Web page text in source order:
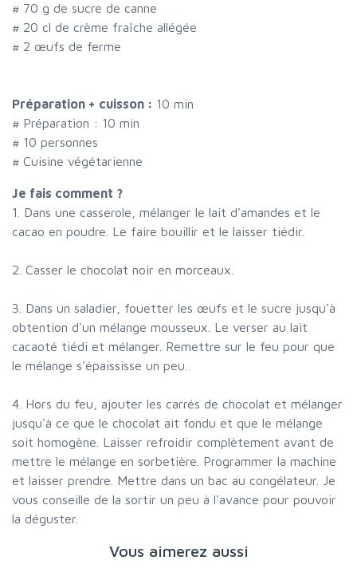
# 70 g de sucre de canne
# 20 cl de crème fraîche allégée
# 2 œufs de ferme
Préparation + cuisson : 10 min
# Préparation : 10 min
# 10 personnes
# Cuisine végétarienne
Je fais comment ?
1. Dans une casserole, mélanger le lait d'amandes et le
cacao en poudre. Le faire bouillir et le laisser tiédir.
2. Casser le chocolat noir en morceaux.
3. Dans un saladier, fouetter les œufs et le sucre jusqu'à
obtention d'un mélange mousseux. Le verser au lait
cacaoté tiédi et mélanger. Remettre sur le feu pour que
le mélange s'épaississe un peu.
4. Hors du feu, ajouter les carrés de chocolat et mélanger
jusqu'à ce que le chocolat ait fondu et que le mélange
soit homogène. Laisser refroidir complètement avant de
mettre le mélange en sorbetière. Programmer la machine
et laisser prendre. Mettre dans un bac au congélateur. Je
vous conseille de la sortir un peu à l'avance pour pouvoir
la déguster.
Vous aimerez aussi